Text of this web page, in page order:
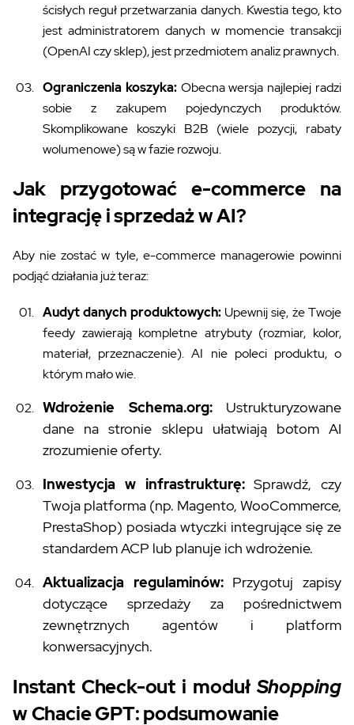
ścisłych reguł przetwarzania danych. Kwestia tego, kto
jest administratorem danych w momencie transakcji
(OpenAI czy sklep), jest przedmiotem analiz prawnych.
Ograniczenia koszyka:Obecna wersja najlepiej radzi
sobie z zakupem pojedynczych produktów.
Skomplikowane koszyki B2B (wiele pozycji, rabaty
wolumenowe) są w fazie rozwoju.
Jak przygotować e-commerce na
integrację i sprzedaż w AI?
Aby nie zostać w tyle, e-commerce managerowie powinni
podjąć działania już teraz:
Audyt danych produktowych:Upewnij się, że Twoje
feedy zawierają kompletne atrybuty (rozmiar, kolor,
materiał, przeznaczenie). AI nie poleci produktu, o
którym mało wie.
Wdrożenie Schema.org:Ustrukturyzowane
dane na stronie sklepu ułatwiają botom AI
zrozumienie oferty.
Inwestycja w infrastrukturę:Sprawdź, czy
Twoja platforma (np. Magento, WooCommerce,
PrestaShop) posiada wtyczki integrujące się ze
standardem ACP lub planuje ich wdrożenie.
Aktualizacja regulaminów:Przygotuj zapisy
dotyczące sprzedaży za pośrednictwem
zewnętrznych agentów i platform
konwersacyjnych.
Instant Check-out i moduł Shopping
w Chacie GPT: podsumowanie